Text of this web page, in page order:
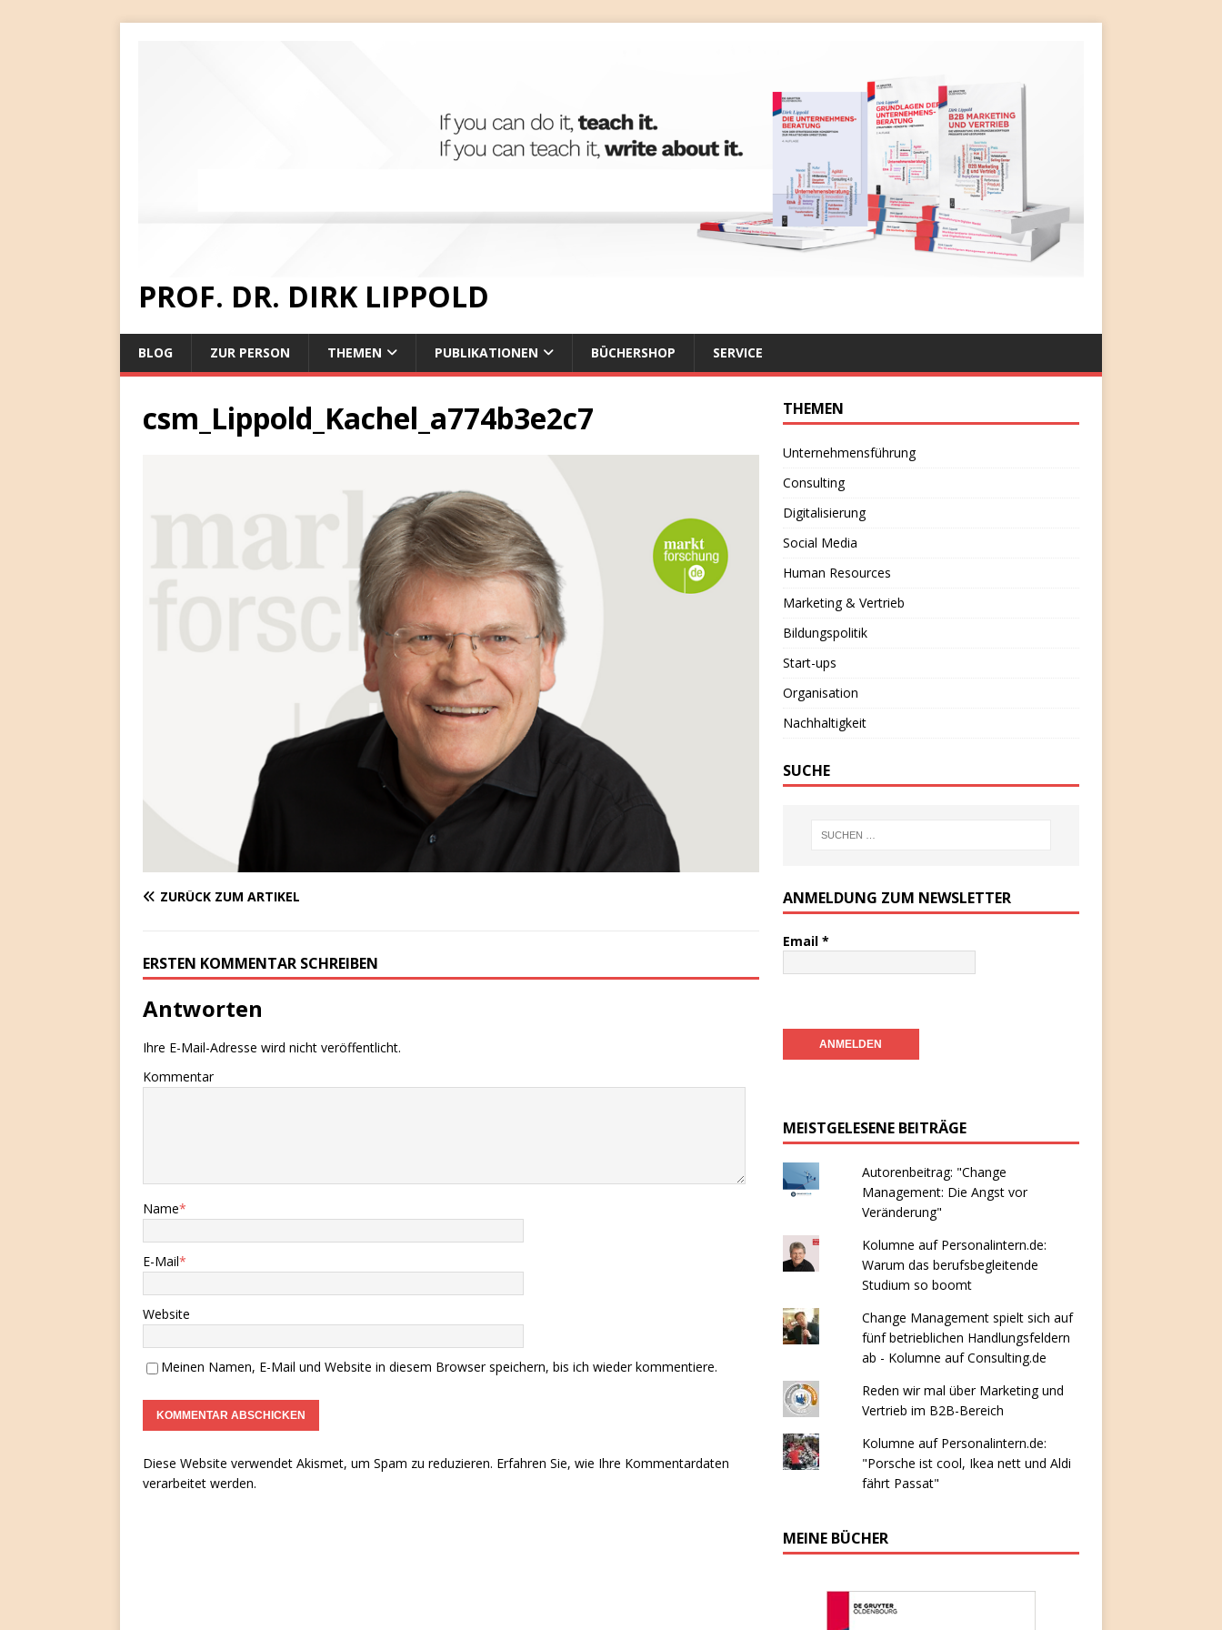
PROF. DR. DIRK LIPPOLD
BLOG ZUR PERSON THEMEN PUBLIKATIONEN BÜCHERSHOP SERVICE
csm_Lippold_Kachel_a774b3e2c7
ZURÜCK ZUM ARTIKEL
ERSTEN KOMMENTAR SCHREIBEN
Antworten
Ihre E-Mail-Adresse wird nicht veröffentlicht.
Kommentar
Name*
E-Mail*
Website
Meinen Namen, E-Mail und Website in diesem Browser speichern, bis ich wieder kommentiere.
Diese Website verwendet Akismet, um Spam zu reduzieren. Erfahren Sie, wie Ihre Kommentardaten
verarbeitet werden.
THEMEN
Unternehmensführung
Consulting
Digitalisierung
Social Media
Human Resources
Marketing & Vertrieb
Bildungspolitik
Start-ups
Organisation
Nachhaltigkeit
SUCHE
ANMELDUNG ZUM NEWSLETTER
Email *
MEISTGELESENE BEITRÄGE
Autorenbeitrag: "Change
Management: Die Angst vor
Veränderung"
Kolumne auf Personalintern.de:
Warum das berufsbegleitende
Studium so boomt
Change Management spielt sich auf
fünf betrieblichen Handlungsfeldern
ab - Kolumne auf Consulting.de
Reden wir mal über Marketing und
Vertrieb im B2B-Bereich
Kolumne auf Personalintern.de:
"Porsche ist cool, Ikea nett und Aldi
fährt Passat"
MEINE BÜCHER